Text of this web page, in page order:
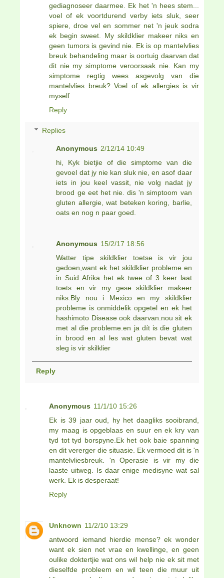
gediagnoseer daarmee. Ek het 'n hees stem...
voel of ek voortdurend verby iets sluk, seer
spiere, droe vel en sommer net 'n jeuk sodra
ek begin sweet. My skildklier makeer niks en
geen tumors is gevind nie. Ek is op mantelvlies
breuk behandeling maar is oortuig daarvan dat
dit nie my simptome veroorsaak nie. Kan my
simptome regtig wees asgevolg van die
mantelvlies breuk? Voel of ek allergies is vir
myself
Reply
Replies
Anonymous 2/12/14 10:49
hi, Kyk bietjie of die simptome van die
gevoel dat jy nie kan sluk nie, en asof daar
iets in jou keel vassit, nie volg nadat jy
brood ge eet het nie. dis 'n simptoom van
gluten allergie, wat beteken koring, barlie,
oats en nog n paar goed.
Anonymous 15/2/17 18:56
Watter tipe skildklier toetse is vir jou
gedoen,want ek het skildklier probleme en
in Suid Afrika het ek twee of 3 keer laat
toets en vir my gese skildklier makeer
niks.Bly nou i Mexico en my skildklier
probleme is onmiddelik opgetel en ek het
hashimoto Disease ook daarvan.nou sit ek
met al die probleme.en ja dít is die gluten
in brood en al les wat gluten bevat wat
sleg is vir skilklier
Reply
Anonymous 11/1/10 15:26
Ek is 39 jaar oud, hy het daagliks sooibrand,
my maag is opgeblaas en suur en ek kry van
tyd tot tyd borspyne.Ek het ook baie spanning
en dit vererger die situasie. Ek vermoed dit is 'n
mantelvliesbreuk. 'n Operasie is vir my die
laaste uitweg. Is daar enige medisyne wat sal
werk. Ek is desperaat!
Reply
Unknown 11/2/10 13:29
antwoord iemand hierdie mense? ek wonder
want ek sien net vrae en kwellinge, en geen
oulike doktertjie wat ons wil help nie ek sit met
dieselfde probleem en wil teen die muur uit